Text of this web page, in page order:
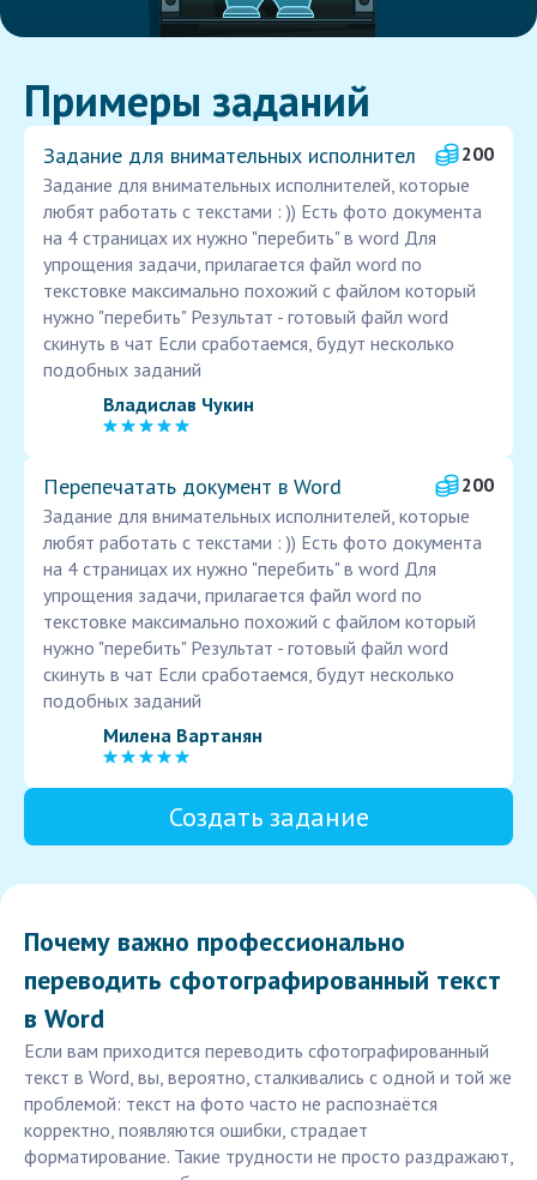
Примеры заданий
Задание для внимательных исполнител
200
Задание для внимательных исполнителей, которые
любят работать с текстами : )) Есть фото документа
на 4 страницах их нужно "перебить" в word Для
упрощения задачи, прилагается файл word по
текстовке максимально похожий с файлом который
нужно "перебить" Результат - готовый файл word
скинуть в чат Если сработаемся, будут несколько
подобных заданий
Владислав Чукин
Перепечатать документ в Word
200
Задание для внимательных исполнителей, которые
любят работать с текстами : )) Есть фото документа
на 4 страницах их нужно "перебить" в word Для
упрощения задачи, прилагается файл word по
текстовке максимально похожий с файлом который
нужно "перебить" Результат - готовый файл word
скинуть в чат Если сработаемся, будут несколько
подобных заданий
Милена Вартанян
Создать задание
Почему важно профессионально
переводить сфотографированный текст
в Word
Если вам приходится переводить сфотографированный
текст в Word, вы, вероятно, сталкивались с одной и той же
проблемой: текст на фото часто не распознаётся
корректно, появляются ошибки, страдает
форматирование. Такие трудности не просто раздражают,